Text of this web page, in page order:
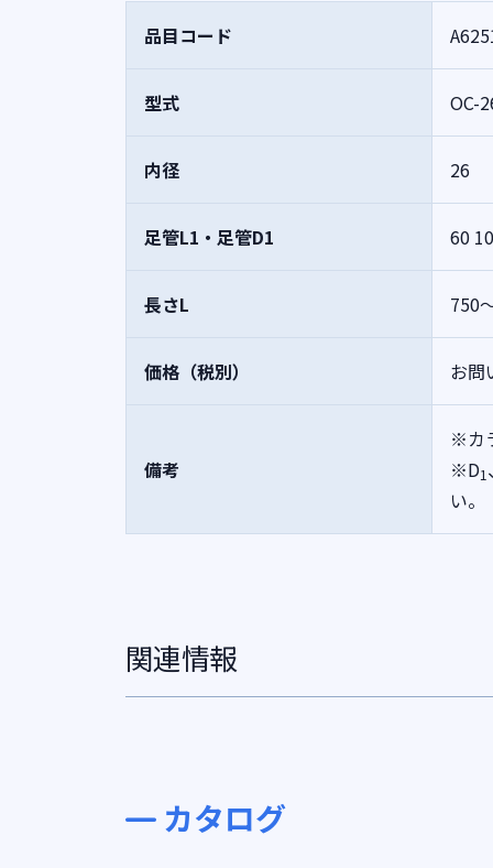
品目コード
型式 OC-
内径 26
足管L1・足管D1 60 10
長さL 750
価格（税別） お問
備考
※カ
※D1
い。
関連情報
カタログ